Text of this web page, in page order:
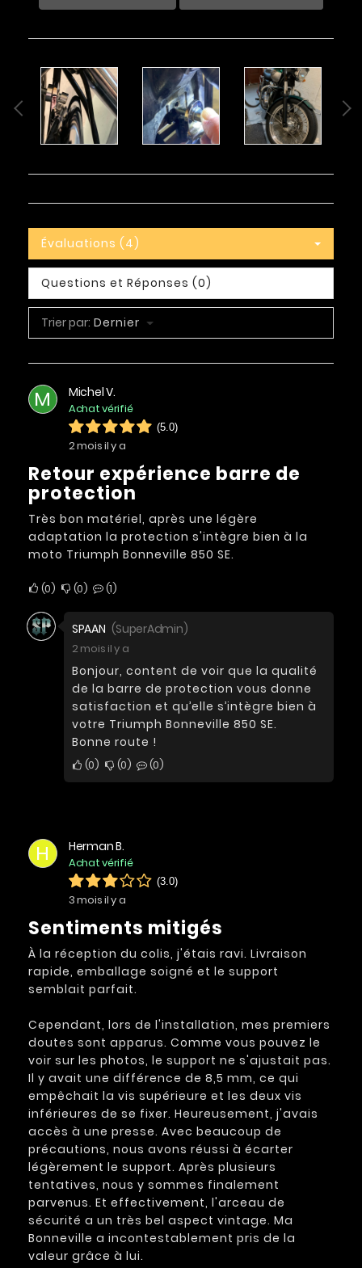
Évaluations (4)
Questions et Réponses (0)
Trier par: Dernier
M Michel V.
Achat vérifié
(5.0)
2 mois il y a
Retour expérience barre de
protection
Très bon matériel, après une légère
adaptation la protection s'intègre bien à la
moto Triumph Bonneville 850 SE.
0 0 1
SPAAN (SuperAdmin)
2 mois il y a
Bonjour, content de voir que la qualité
de la barre de protection vous donne
satisfaction et qu’elle s’intègre bien à
votre Triumph Bonneville 850 SE.
Bonne route !
0 0 0
H Herman B.
Achat vérifié
(3.0)
3 mois il y a
Sentiments mitigés
À la réception du colis, j'étais ravi. Livraison
rapide, emballage soigné et le support
semblait parfait.
Cependant, lors de l'installation, mes premiers
doutes sont apparus. Comme vous pouvez le
voir sur les photos, le support ne s'ajustait pas.
Il y avait une différence de 8,5 mm, ce qui
empêchait la vis supérieure et les deux vis
inférieures de se fixer. Heureusement, j'avais
accès à une presse. Avec beaucoup de
précautions, nous avons réussi à écarter
légèrement le support. Après plusieurs
tentatives, nous y sommes finalement
parvenus. Et effectivement, l'arceau de
sécurité a un très bel aspect vintage. Ma
Bonneville a incontestablement pris de la
valeur grâce à lui.